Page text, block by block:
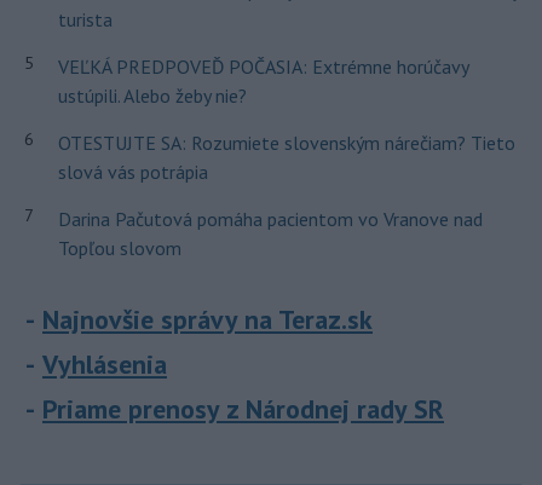
turista
5
VEĽKÁ PREDPOVEĎ POČASIA: Extrémne horúčavy
ustúpili. Alebo žeby nie?
6
OTESTUJTE SA: Rozumiete slovenským nárečiam? Tieto
slová vás potrápia
7
Darina Pačutová pomáha pacientom vo Vranove nad
Topľou slovom
Najnovšie správy na Teraz.sk
Vyhlásenia
Priame prenosy z Národnej rady SR